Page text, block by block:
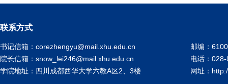
联系方式
书记信箱：corezhengyu@mail.xhu.edu.cn
院长信箱：snow_lei246@mail.xhu.edu.cn
学院地址：四川成都西华大学六教A区2、3楼
邮编：
电话：
网址：